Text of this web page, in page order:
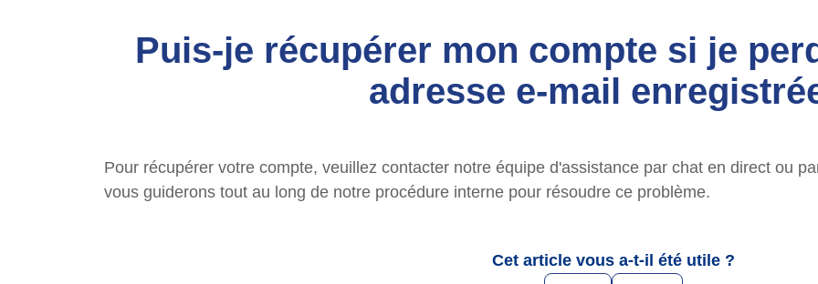
Puis-je récupérer mon compte si je
adresse e-mail
Pour récupérer votre compte, veuillez contacter notre équipe d'assistance par chat en direct ou
vous guiderons tout au long de notre procédure interne pour résoudre ce problème.
Cet article vous a-t-il été utile ?